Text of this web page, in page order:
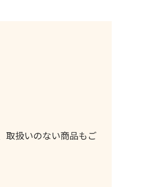
取扱いのない商品もご